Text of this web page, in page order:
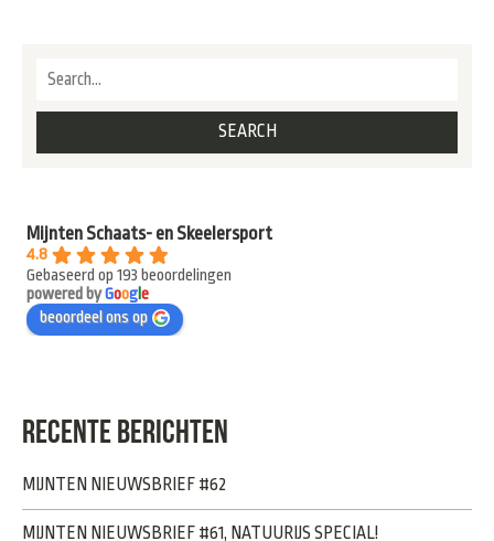
Mijnten Schaats- en Skeelersport
4.8
Gebaseerd op 193 beoordelingen
powered byGooge
beoordeel ons op
RECENTE BERICHTEN
MIJNTEN NIEUWSBRIEF #62
MIJNTEN NIEUWSBRIEF #61, NATUURIJS SPECIAL!